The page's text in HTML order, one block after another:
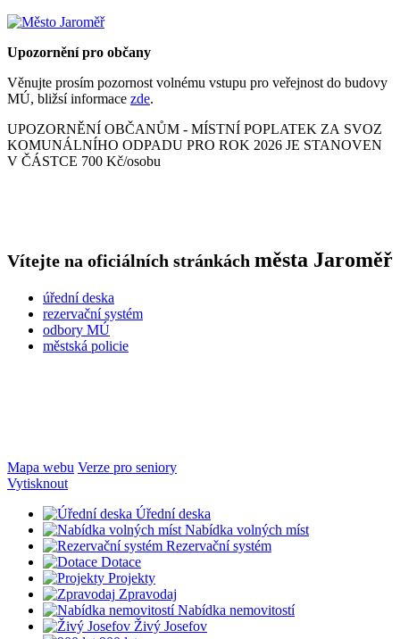
Upozornění pro občany
Věnujte prosím pozornost volnému vstupu pro veřejnost do budovy
MÚ, bližsí informace zde.
UPOZORNĚNÍ OBČANŮM - MÍSTNÍ POPLATEK ZA SVOZ
KOMUNÁLNÍHO ODPADU PRO ROK 2026 JE STANOVEN
V ČÁSTCE 700 Kč/osobu
Vítejte na oficiálních stránkách města Jaroměř
úřední deska
rezervační systém
odbory MÚ
městská policie
Mapa webu Verze pro seniory
Vytisknout
Úřední deska
Nabídka volných míst
Rezervační systém
Dotace
Projekty
Zpravodaj
Nabídka nemovitostí
Živý Josefov